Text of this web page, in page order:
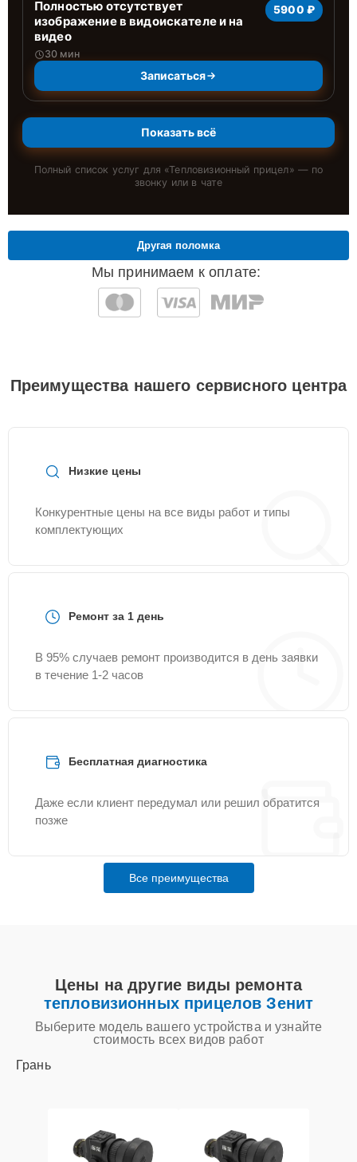
Полностью отсутствует
изображение в видоискателе и на
видео
30 мин
5900 ₽
Записаться
Показать всё
Полный список услуг для «Тепловизионный прицел» — по
звонку или в чате
Мы принимаем к оплате:
Другая поломка
Преимущества нашего сервисного центра
Низкие цены
Конкурентные цены на все виды работ и типы
комплектующих
Ремонт за 1 день
В 95% случаев ремонт производится в день заявки
в течение 1-2 часов
Бесплатная диагностика
Даже если клиент передумал или решил обратится
позже
Все преимущества
Цены на другие виды ремонта
тепловизионных прицелов Зенит
Выберите модель вашего устройства и узнайте
стоимость всех видов работ
Грань